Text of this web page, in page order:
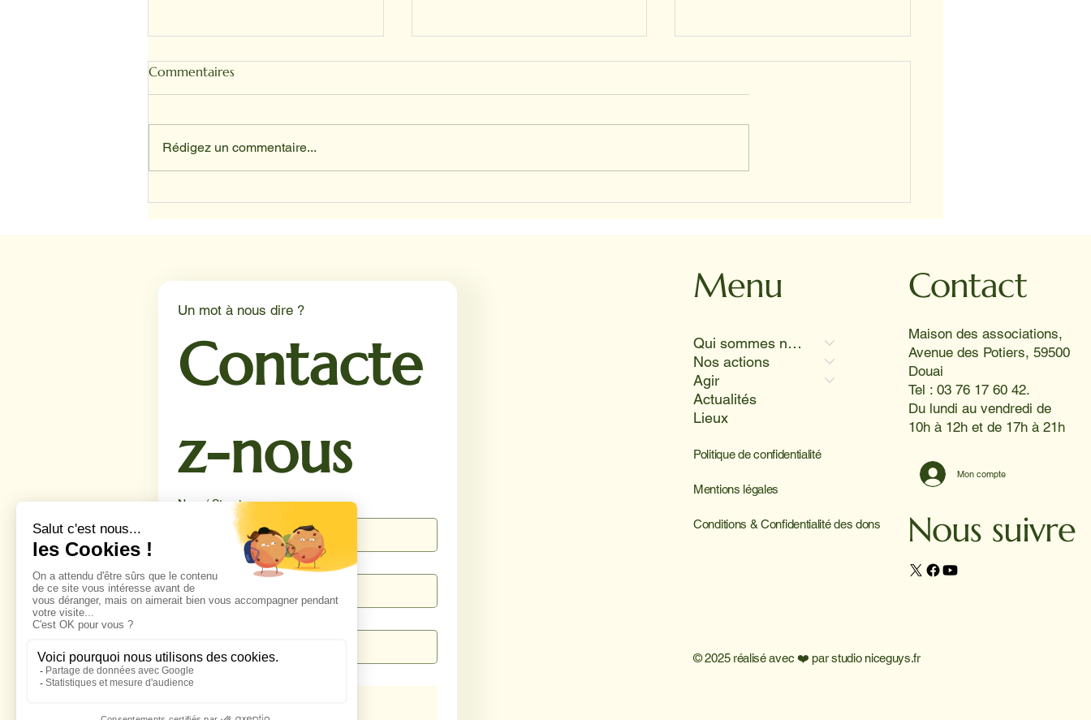
SANDRINE ET TOFFEE
CHRISTELLE ET PROSPER
Commentaires
Rédigez un commentaire...
Menu
Qui sommes nous
Nos actions
Agir
Actualités
Lieux
Politique de confidentialité
Mentions légales
Conditions & Confidentialité des dons
Contact
Maison des associations,
Avenue des Potiers, 59500
Douai
Tel : 03 76 17 60 42.
Du lundi au vendredi de
10h à 12h et de 17h à 21h
Mon compte
Nous suivre
© 2025 réalisé avec ❤️ parstudio niceguys.fr
Un mot à nous dire ?
Contacte
z-nous
Nom / Structure
Message